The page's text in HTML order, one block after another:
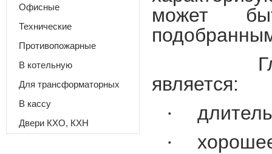
Офисные
Технические
Противопожарные
В котельную
Для трансформаторных
В кассу
Двери КХО, КХН
может
является:
·
·